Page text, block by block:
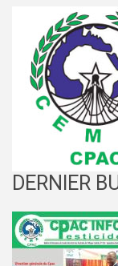
DERNIER